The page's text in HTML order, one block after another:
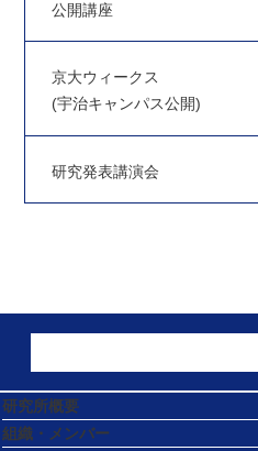
公開講座
京大ウィークス
(宇治キャンパス公開)
研究発表講演会
研究所概要
組織・メンバー